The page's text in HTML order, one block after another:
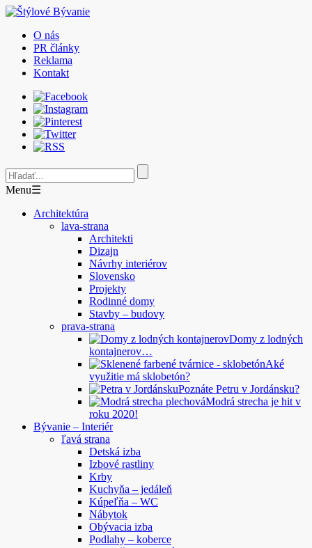
O nás
PR články
Reklama
Kontakt
Menu☰
Architektúra
lava-strana
Architekti
Dizajn
Návrhy interiérov
Slovensko
Projekty
Rodinné domy
Stavby – budovy
prava-strana
Domy z lodných
kontajnerov…
Aké
využitie má sklobetón?
Poznáte Petru v Jordánsku?
Modrá strecha je hit v
roku 2020!
Bývanie – Interiér
ľavá strana
Detská izba
Izbové rastliny
Krby
Kuchyňa – jedáleň
Kúpeľňa – WC
Nábytok
Obývacia izba
Podlahy – koberce